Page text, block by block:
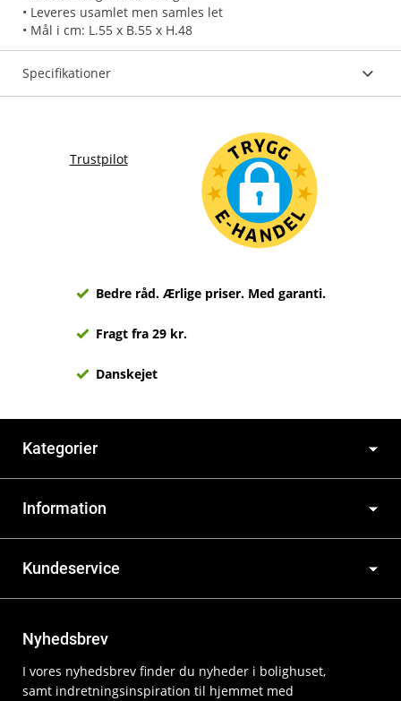
• Leveres usamlet men samles let
• Mål i cm: L.55 x B.55 x H.48
Specifikationer
Trustpilot
Bedre råd. Ærlige priser. Med garanti.
Fragt fra 29 kr.
Danskejet
Kategorier
Information
Kundeservice
Nyhedsbrev
I vores nyhedsbrev finder du nyheder i bolighuset,
samt indretningsinspiration til hjemmet med